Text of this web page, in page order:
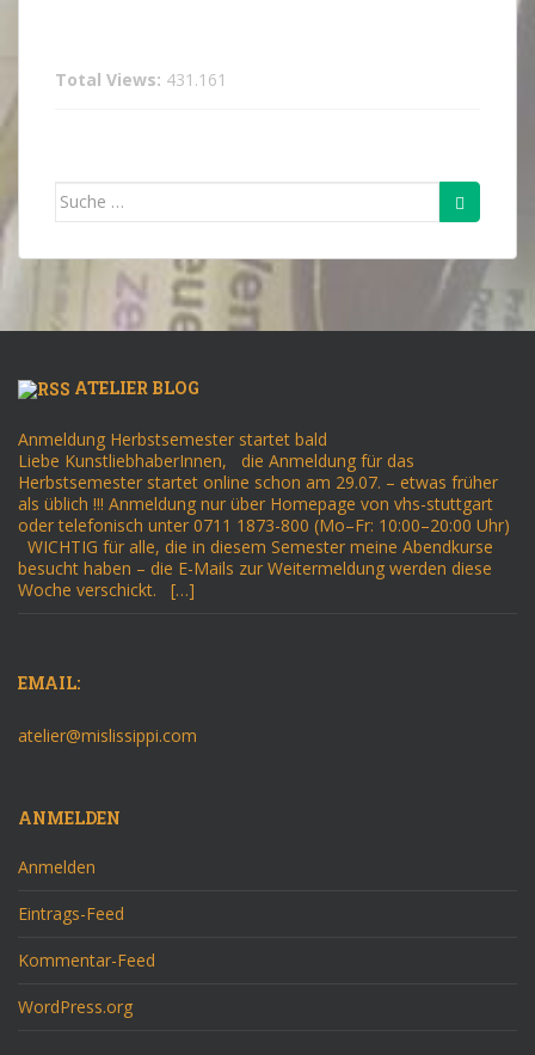
Total Views: 431.161
Suche
ATELIER BLOG
Anmeldung Herbstsemester startet bald
Liebe KunstliebhaberInnen, die Anmeldung für das
Herbstsemester startet online schon am 29.07. – etwas früher
als üblich !!! Anmeldung nur über Homepage von vhs-stuttgart
oder telefonisch unter 0711 1873-800 (Mo–Fr: 10:00–20:00 Uhr)
WICHTIG für alle, die in diesem Semester meine Abendkurse
besucht haben – die E-Mails zur Weitermeldung werden diese
Woche verschickt. […]
EMAIL:
atelier@mislissippi.com
ANMELDEN
Anmelden
Eintrags-Feed
Kommentar-Feed
WordPress.org